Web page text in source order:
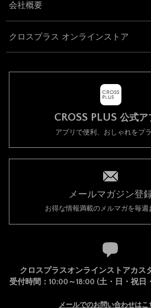
会社概要
クロスプラス オンラインストア
CROSS PLUS 公式ア
アプリで便利、おしゃれをプ
メールマガジン登
お得な情報満載のメルマガを毎週
クロスプラスオンラインストアカス
受付時間：10:00～18:00 (土・日・祝日
メールでのお問い合わせはこ